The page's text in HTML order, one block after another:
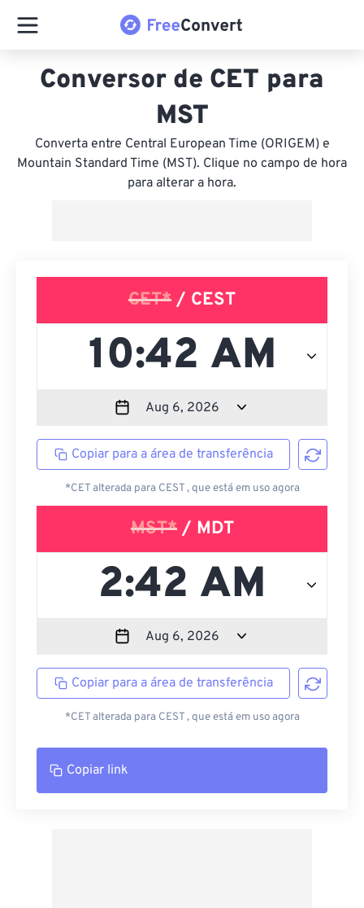
Conversor de CET para
MST
Converta entre Central European Time (ORIGEM) e
Mountain Standard Time (MST). Clique no campo de hora
para alterar a hora.
CET* / CEST
Copiar para a área de transferência
*CET alterada para CEST , que está em uso agora
MST*/ MDT
Copiar para a área de transferência
*CET alterada para CEST , que está em uso agora
Copiar link